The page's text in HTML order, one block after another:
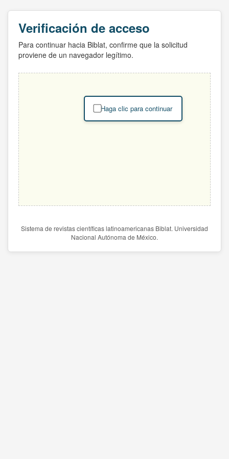
Verificación de acceso
Para continuar hacia Biblat, confirme que la solicitud
proviene de un navegador legítimo.
Haga clic para continuar
Sistema de revistas científicas latinoamericanas Biblat. Universidad
Nacional Autónoma de México.